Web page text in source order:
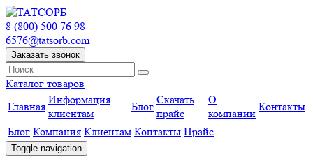
8 (800) 500 76 98
6576@tatsorb.com
Заказать звонок
Каталог товаров
Главная
Информация
клиентам
Блог
Скачать
прайс
О
компании
Контакты
Блог Компания Клиентам Контакты Прайс
Toggle navigation